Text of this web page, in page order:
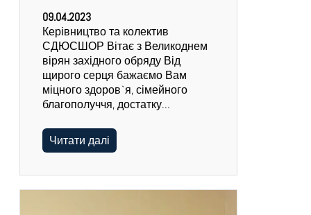
09.04.2023
Керівництво та колектив
СДЮСШОР Вітає з Великоднем
вірян західного обряду Від
щирого серця бажаємо Вам
міцного здоров`я, сімейного
благополуччя, достатку…
Читати далі